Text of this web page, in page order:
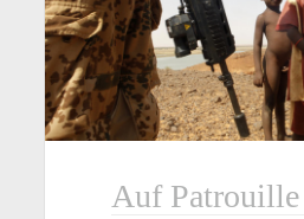
Auf